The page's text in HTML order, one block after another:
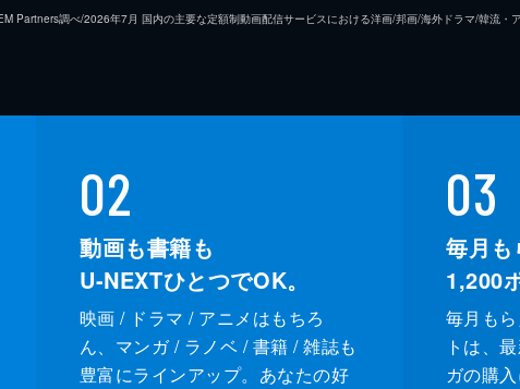
Partners調べ/2026年7⽉ 国内の主要な定額制動画配信サービスにおける洋画/邦画/海外ドラマ/韓流・
02
動画も書籍も
U-NEXTひとつでOK。
映画 / ドラマ / アニメはもちろ
ん、マンガ / ラノベ / 書籍 / 雑誌も
豊富にラインアップ。あなたの好
03
毎月も
1,200
毎月も
トは、
ガの購